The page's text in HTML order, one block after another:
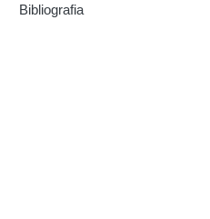
Bibliografia